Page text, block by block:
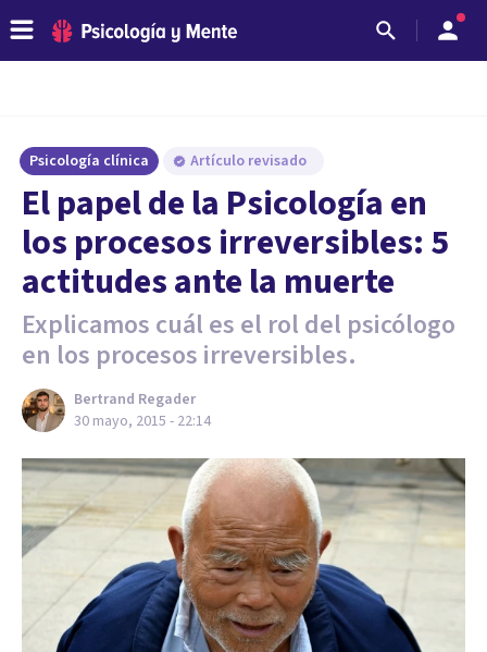
Psicología clínica Artículo revisado
El papel de la Psicología en
los procesos irreversibles: 5
actitudes ante la muerte
Explicamos cuál es el rol del psicólogo
en los procesos irreversibles.
Bertrand Regader
30 mayo, 2015 - 22:14